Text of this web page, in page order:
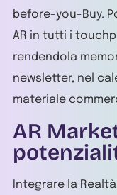
before-you-Buy.
AR in tutti i
rendendola
newsletter, nel
materiale
AR
Integrare la